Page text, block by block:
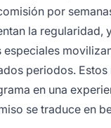
por
la regularidad,
periodos. Estos
en una
se traduce en